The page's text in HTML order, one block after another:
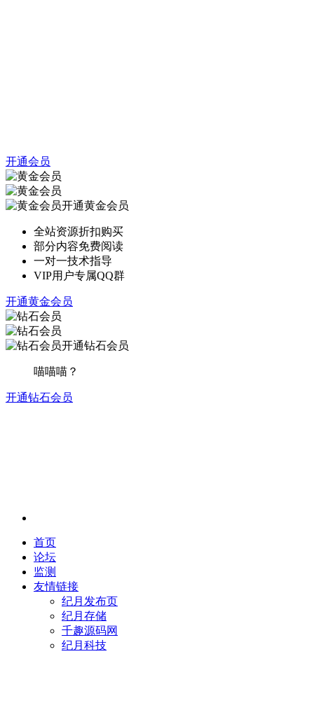
开通会员
开通黄金会员
全站资源折扣购买
部分内容免费阅读
一对一技术指导
VIP用户专属QQ群
开通黄金会员
开通钻石会员
喵喵喵？
开通钻石会员
首页
论坛
监测
友情链接
纪月发布页
纪月存储
千趣源码网
纪月科技